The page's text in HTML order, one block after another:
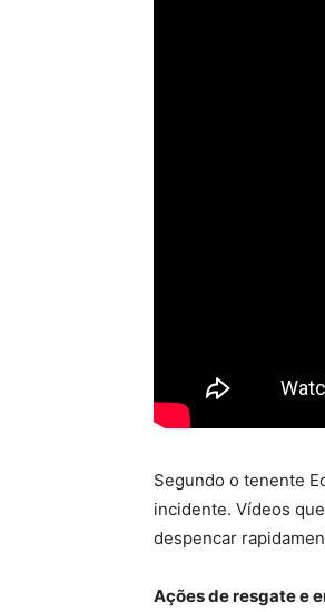
Segundo o tenente
incidente. Vídeos
despencar
Ações de resgate e